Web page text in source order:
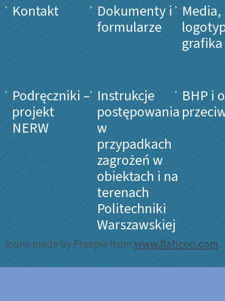
Kontakt
Dokumenty i
formularze
Media,
grafika
Podręczniki –
projekt
NERW
Instrukcje
postępowania
w
przypadkach
zagrożeń w
obiektach i na
terenach
Politechniki
Warszawskiej
BHP i
Icons made by Freepik fromwww.flaticon.com